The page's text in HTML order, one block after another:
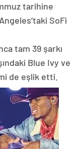
tarihine
SoFi
tam 39 şarkı
Blue Ivy ve
de eşlik etti.